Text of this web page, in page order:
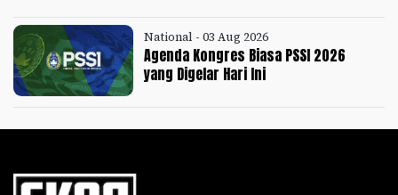
National - 03 Aug 2026
Agenda Kongres Biasa PSSI 2026
yang Digelar Hari Ini